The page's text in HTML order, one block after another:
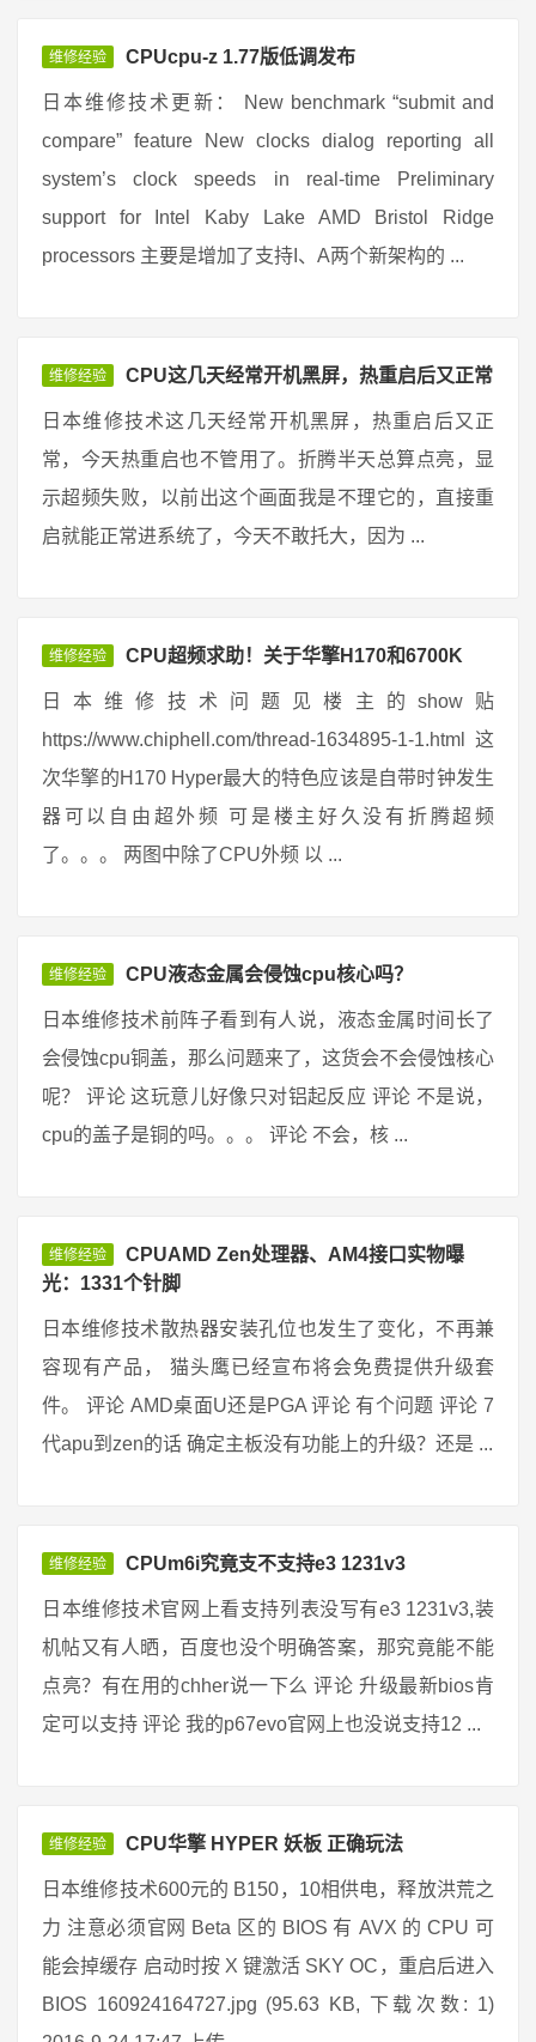
维修经验 CPUcpu-z 1.77版低调发布
日本维修技术更新： New benchmark “submit and
compare” feature New clocks dialog reporting all
system’s clock speeds in real-time Preliminary
support for Intel Kaby Lake AMD Bristol Ridge
processors 主要是增加了支持I、A两个新架构的 ...
维修经验 CPU这几天经常开机黑屏，热重启后又正常
日本维修技术这几天经常开机黑屏，热重启后又正
常，今天热重启也不管用了。折腾半天总算点亮，显
示超频失败，以前出这个画面我是不理它的，直接重
启就能正常进系统了，今天不敢托大，因为 ...
维修经验 CPU超频求助！关于华擎H170和6700K
日本维修技术问题见楼主的show贴
https://www.chiphell.com/thread-1634895-1-1.html 这
次华擎的H170 Hyper最大的特色应该是自带时钟发生
器可以自由超外频 可是楼主好久没有折腾超频
了。。。 两图中除了CPU外频 以 ...
维修经验 CPU液态金属会侵蚀cpu核心吗？
日本维修技术前阵子看到有人说，液态金属时间长了
会侵蚀cpu铜盖，那么问题来了，这货会不会侵蚀核心
呢？ 评论 这玩意儿好像只对铝起反应 评论 不是说，
cpu的盖子是铜的吗。。。 评论 不会，核 ...
维修经验
CPUAMD Zen处理器、AM4接口实物曝
光：1331个针脚
日本维修技术散热器安装孔位也发生了变化，不再兼
容现有产品， 猫头鹰已经宣布将会免费提供升级套
件。 评论 AMD桌面U还是PGA 评论 有个问题 评论 7
代apu到zen的话 确定主板没有功能上的升级？还是 ...
维修经验 CPUm6i究竟支不支持e3 1231v3
日本维修技术官网上看支持列表没写有e3 1231v3,装
机帖又有人晒，百度也没个明确答案，那究竟能不能
点亮？有在用的chher说一下么 评论 升级最新bios肯
定可以支持 评论 我的p67evo官网上也没说支持12 ...
维修经验 CPU华擎 HYPER 妖板 正确玩法
日本维修技术600元的 B150，10相供电，释放洪荒之
力 注意必须官网 Beta 区的 BIOS 有 AVX 的 CPU 可
能会掉缓存 启动时按 X 键激活 SKY OC，重启后进入
BIOS 160924164727.jpg (95.63 KB, 下载次数: 1)